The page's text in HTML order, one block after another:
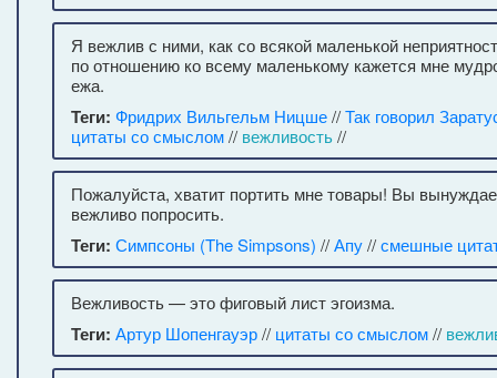
Я вежлив с ними, как со всякой маленькой
по отношению ко всему маленькому кажется мне
ежа.
Теги: Фридрих Вильгельм Ницше//Так говорил
цитаты со смыслом// вежливость//
Пожалуйста, хватит портить мне товары! Вы
вежливо попросить.
Теги: Симпсоны (The Simpsons) //Апу//смешные
Вежливость — это фиговый лист эгоизма.
Теги: Артур Шопенгауэр// цитаты со смыслом//